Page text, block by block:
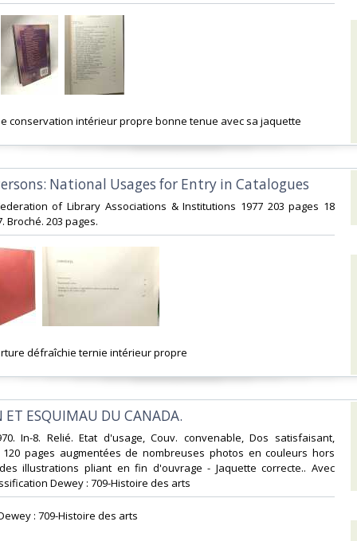
conservation intérieur propre bonne tenue avec sa jaquette‎
National Usages for Entry in Catalogues‎
of Library Associations & Institutions 1977 203 pages 18
Broché. 203 pages.‎
défraîchie ternie intérieur propre‎
ET ESQUIMAU DU CANADA.‎
In-8. Relié. Etat d'usage, Couv. convenable, Dos satisfaisant,
pages augmentées de nombreuses photos en couleurs hors
illustrations pliant en fin d'ouvrage - Jaquette correcte.. Avec
Dewey : 709-Histoire des arts‎
: 709-Histoire des arts‎